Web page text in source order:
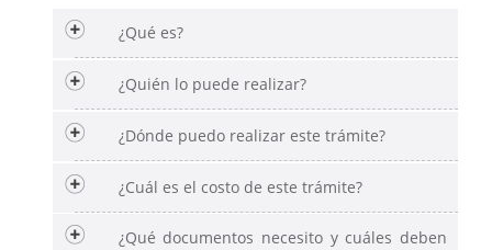
¿Qué es?
¿Quién lo puede realizar?
¿Dónde puedo realizar este trámite?
¿Cuál es el costo de este trámite?
¿Qué documentos necesito y cuáles deben